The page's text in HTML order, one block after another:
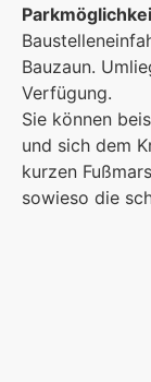
Mehr
Bauzaun.
Verfügung.
Sie können
und sich dem
kurzen
sowieso die